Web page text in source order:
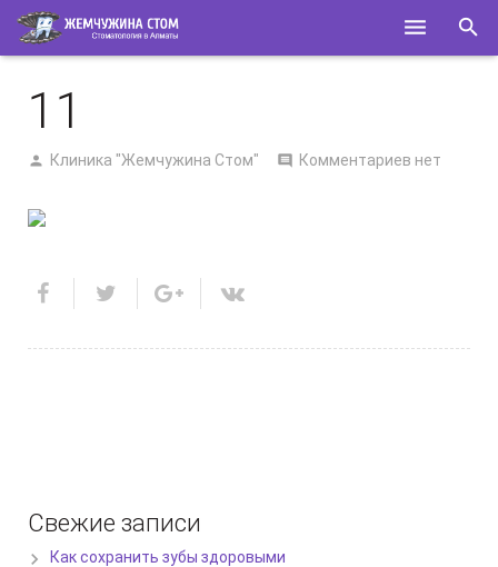
О НАС
КОНТАКТЫ
11
Клиника "Жемчужина Стом" Комментариев нет
Свежие записи
Как сохранить зубы здоровыми